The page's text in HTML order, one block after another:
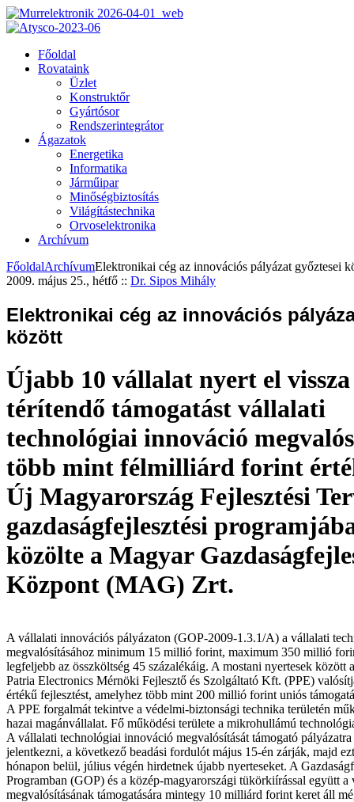
Főoldal
Rovataink
Üzlet
Konstruktőr
Gyártósor
Rendszerintegrátor
Ágazatok
Energetika
Informatika
Járműipar
Minőségbiztosítás
Világítástechnika
Orvoselektronika
Archívum
FőoldalArchívumElektronikai cég az innovációs pályázat győztesei
2009. május 25., hétfő :: Dr. Sipos Mihály
Elektronikai cég az innovációs
között
Újabb 10 vállalat nyert el
térítendő támogatást vállalati
technológiai innováció
több mint félmilliárd forint
Új Magyarország Fejlesztési
gazdaságfejlesztési
közölte a Magyar
Központ (MAG) Zrt.
A vállalati innovációs pályázaton (GOP-2009-1.3.1/A) a vállalati
megvalósításához minimum 15 millió forint, maximum 350 millió
legfeljebb az összköltség 45 százalékáig. A mostani nyertesek között
Patria Electronics Mérnöki Fejlesztő és Szolgáltató Kft. (PPE)
értékű fejlesztést, amelyhez több mint 200 millió forint uniós
A PPE forgalmát tekintve a védelmi-biztonsági technika területén
hazai magánvállalat. Fő működési területe a mikrohullámú
A vállalati technológiai innováció megvalósítását támogató
jelentkezni, a következő beadási fordulót május 15-én zárják, majd
hónapon belül, július végén hirdetnek újabb nyerteseket. A
Programban (GOP) és a közép-magyarországi tükörkiírással együtt
megvalósításának támogatására mintegy 10 milliárd forint keret áll